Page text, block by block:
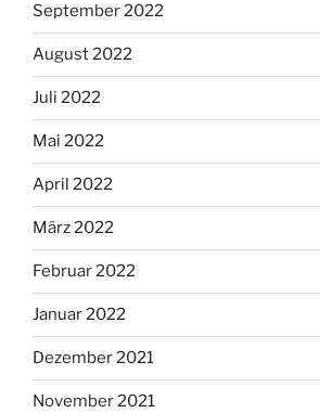
September 2022
August 2022
Juli 2022
Mai 2022
April 2022
März 2022
Februar 2022
Januar 2022
Dezember 2021
November 2021